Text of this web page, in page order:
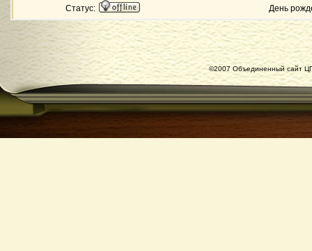
День
Статус:
©2007 Объединенный сайт